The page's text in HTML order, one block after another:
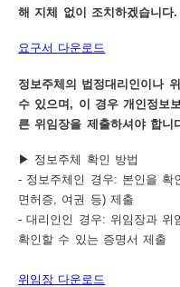
해 지체 없이 조치하겠습니다.
요구서 다운로드
정보주체의 법정대리인이나
수 있으며, 이 경우 개인정보
른 위임장을 제출하셔야 합니
▶ 정보주체 확인 방법
- 정보주체인 경우: 본인을 확
면허증, 여권 등) 제출
- 대리인인 경우: 위임장과 위
확인할 수 있는 증명서 제출
위임장 다운로드